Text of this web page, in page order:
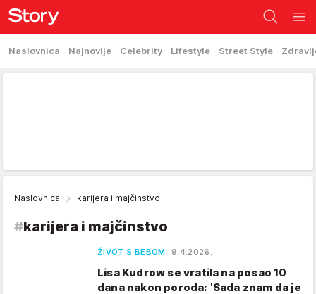
Naslovnica Najnovije Celebrity Lifestyle Street Style
Naslovnica karijera i majčinstvo
#karijera i majčinstvo
ŽIVOT S BEBOM 9.4.2026.
Lisa Kudrow se vratila na posao 10
dana nakon poroda: 'Sada znam da je